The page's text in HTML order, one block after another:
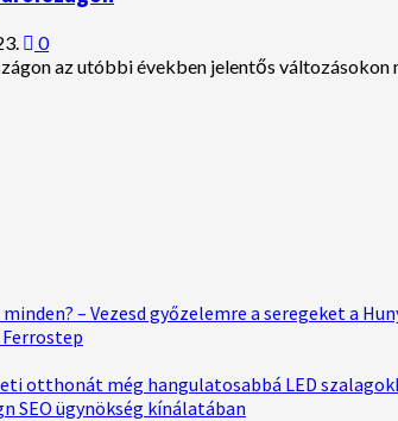
0
az utóbbi években jelentős változásokon
– Vezesd győzelemre a seregeket a
otthonát még hangulatosabbá LED
SEO ügynökség kínálatában